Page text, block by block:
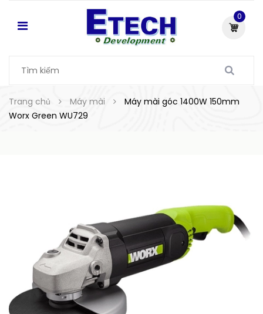
0
Trang chủ Máy mài
Máy mài góc 1400W 150mm
Worx Green WU729